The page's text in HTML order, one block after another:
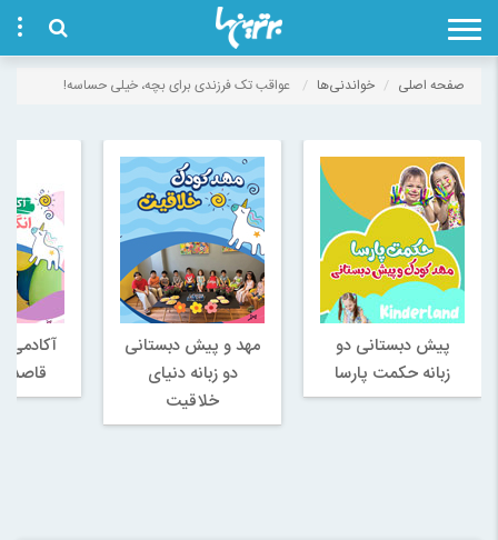
صفحه اصلی خواندنی‌ها عواقب تک فرزندی برای بچه، خیلی حساسه!
پیش دبستانی دو
زبانه حکمت پارسا
مهد و پیش دبستانی
دو زبانه دنیای
خلاقیت
آکادمی